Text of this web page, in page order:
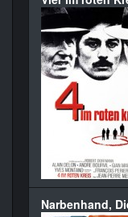
Narbenhand,